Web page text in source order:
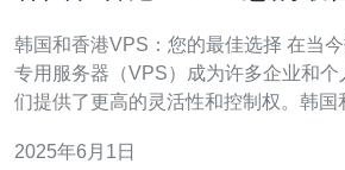
韩国和香港VPS：您的最佳选择 在当今数字化时代，虚拟
专用服务器（VPS）成为许多企业和个
们提供了更高的灵活性和控制权。韩国
国VPS在亚洲地区拥有良好的网络连接
2025年6月1日